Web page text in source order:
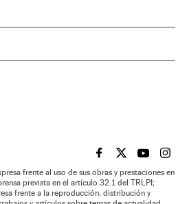
EL PAÍS BRASIL EN
EL PAÍSEL PAÍS
EL
frente al uso de sus obras y prestaciones en
prevista en el artículo 32.1 del TRLPI;
frente a la reproducción, distribución y